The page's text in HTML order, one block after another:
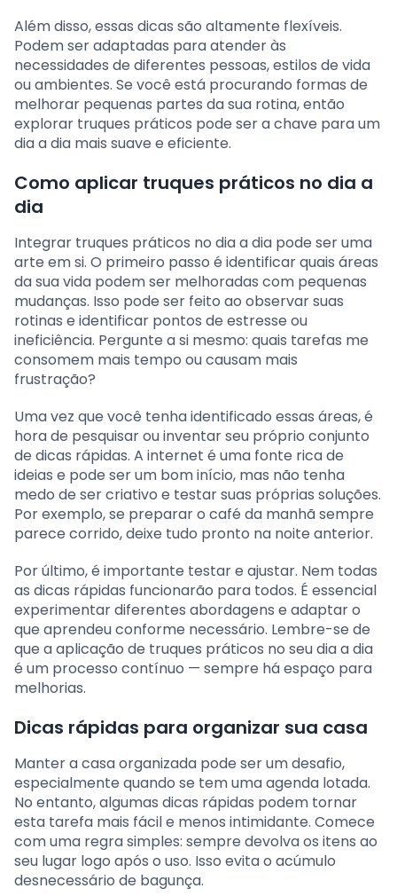
Além disso, essas dicas são altamente flexíveis.
Podem ser adaptadas para atender às
necessidades de diferentes pessoas, estilos de vida
ou ambientes. Se você está procurando formas de
melhorar pequenas partes da sua rotina, então
explorar truques práticos pode ser a chave para um
dia a dia mais suave e eficiente.
Como aplicar truques práticos no dia a
dia
Integrar truques práticos no dia a dia pode ser uma
arte em si. O primeiro passo é identificar quais áreas
da sua vida podem ser melhoradas com pequenas
mudanças. Isso pode ser feito ao observar suas
rotinas e identificar pontos de estresse ou
ineficiência. Pergunte a si mesmo: quais tarefas me
consomem mais tempo ou causam mais
frustração?
Uma vez que você tenha identificado essas áreas, é
hora de pesquisar ou inventar seu próprio conjunto
de dicas rápidas. A internet é uma fonte rica de
ideias e pode ser um bom início, mas não tenha
medo de ser criativo e testar suas próprias soluções.
Por exemplo, se preparar o café da manhã sempre
parece corrido, deixe tudo pronto na noite anterior.
Por último, é importante testar e ajustar. Nem todas
as dicas rápidas funcionarão para todos. É essencial
experimentar diferentes abordagens e adaptar o
que aprendeu conforme necessário. Lembre-se de
que a aplicação de truques práticos no seu dia a dia
é um processo contínuo — sempre há espaço para
melhorias.
Dicas rápidas para organizar sua casa
Manter a casa organizada pode ser um desafio,
especialmente quando se tem uma agenda lotada.
No entanto, algumas dicas rápidas podem tornar
esta tarefa mais fácil e menos intimidante. Comece
com uma regra simples: sempre devolva os itens ao
seu lugar logo após o uso. Isso evita o acúmulo
desnecessário de bagunça.